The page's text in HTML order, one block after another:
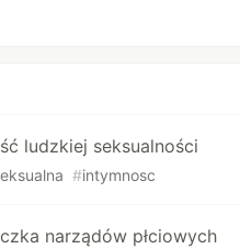
ludzkiej seksualności
#intymnosc
narządów płciowych